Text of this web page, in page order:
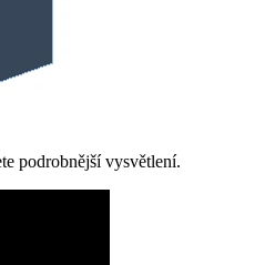
podrobnější vysvětlení.